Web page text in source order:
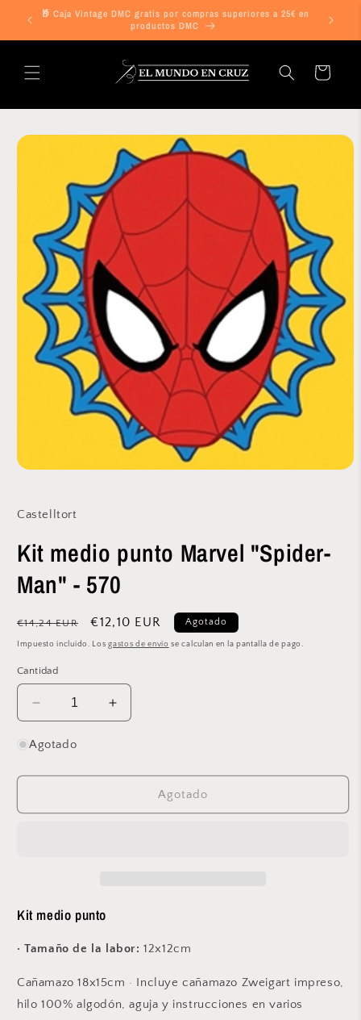
directamente
🎁 Caja Vintage DMC gratis por compras superiores a 25€ en
productos DMC
Carrito
directamente
a la
del producto
1
ventana
modal
Castelltort
Kit medio punto Marvel "Spider-
Man" - 570
Precio
habitual
€14,24 EUR
Precio
de
€12,10 EUR Agotado
Impuesto incluido. Losgastos de envío se calculan en la pantalla de pago.
Cantidad
Reducir
cantidad
para
medio
Marvel
Aumentar
cantidad
medio
Marvel
Agotado
Agotado
Kit medio punto
· Tamaño de la labor:12x12cm
Cañamazo 18x15cm · Incluye cañamazo Zweigart impreso,
hilo 100% algodón, aguja y instrucciones en varios